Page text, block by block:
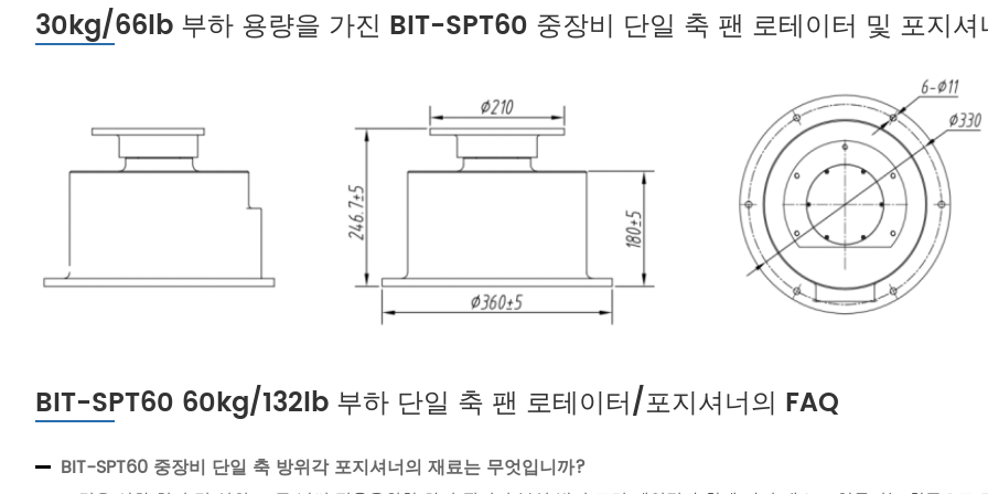
30kg/66lb 부하 용량을 가진 BIT-SPT60 중장비 단일 축 팬 로테이터 및 포지셔
BIT-SPT60 60kg/132lb 부하 단일 축 팬 로테이터/포지셔너의 FAQ
BIT-SPT60 중장비 단일 축 방위각 포지셔너의 재료는 무엇입니까?